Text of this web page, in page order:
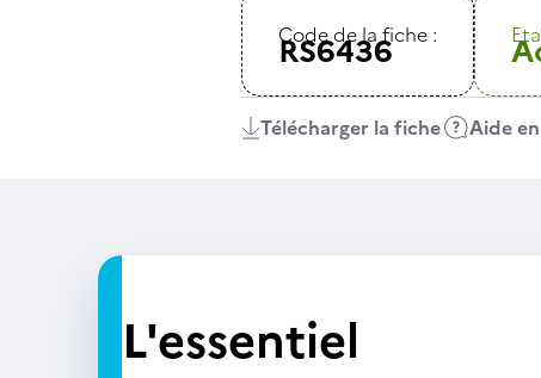
Code de la fiche :
RS6436
Télécharger la fiche Aide
L'essentiel